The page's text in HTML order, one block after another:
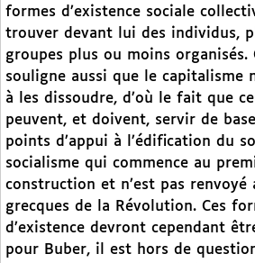
formes d’existence sociale
trouver devant lui des individus,
groupes plus ou moins organisés.
souligne aussi que le capitalisme
à les dissoudre, d’où le fait que
peuvent, et doivent, servir de
points d’appui à l’édification du
socialisme qui commence au
construction et n’est pas renvoyé
grecques de la Révolution. Ces
d’existence devront cependant
pour Buber, il est hors de